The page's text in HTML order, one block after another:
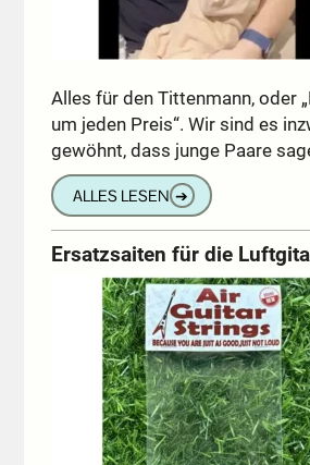
Alles für den Tittenmann, oder
um jeden Preis“. Wir sind es
gewöhnt, dass junge Paare
ALLES LESEN ➔
Ersatzsaiten für die